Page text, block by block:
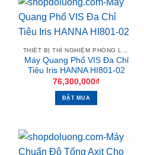
Máy Quang Phổ VIS Đa Chỉ
Tiêu Iris HANNA HI801-02
76,300,000₫
ĐẶT MUA